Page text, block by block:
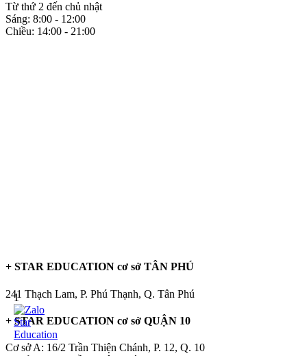
Từ thứ 2 đến chủ nhật
Sáng: 8:00 - 12:00
Chiều: 14:00 - 21:00
+ STAR EDUCATION cơ sở TÂN PHÚ
241 Thạch Lam, P. Phú Thạnh, Q. Tân Phú
+ STAR EDUCATION cơ sở QUẬN 10
Cơ sở A: 16/2 Trần Thiện Chánh, P. 12, Q. 10
1